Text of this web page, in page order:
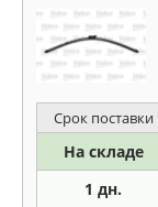
Срок поставки
На складе
1 дн.